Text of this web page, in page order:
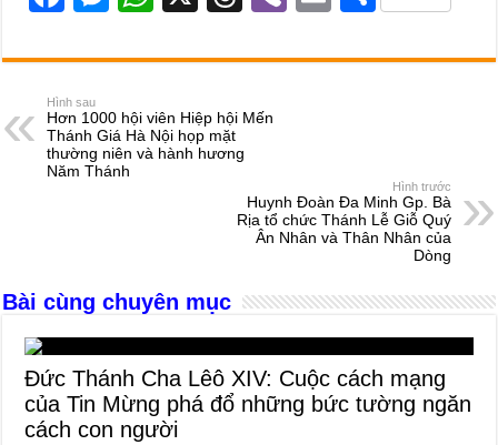
c
e
b
o
ss
n
g
at
A
p
e
a
d
s
er ail ar
Hình sau
Hơn 1000 hội viên Hiệp hội Mến
Thánh Giá Hà Nội họp mặt
thường niên và hành hương
Năm Thánh
Hình trước
Huynh Đoàn Đa Minh Gp. Bà
Rịa tổ chức Thánh Lễ Giỗ Quý
Ân Nhân và Thân Nhân của
Dòng
Bài cùng chuyên mục
Đức Thánh Cha Lêô XIV: Cuộc cách mạng
của Tin Mừng phá đổ những bức tường ngăn
cách con người